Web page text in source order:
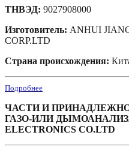
ТНВЭД: 9027908000
Изготовитель: ANHUI
CORP.LTD
Страна происхождения:
Подробнее
ЧАСТИ И
ГАЗО-ИЛИ
ELECTRONICS CO.LTD